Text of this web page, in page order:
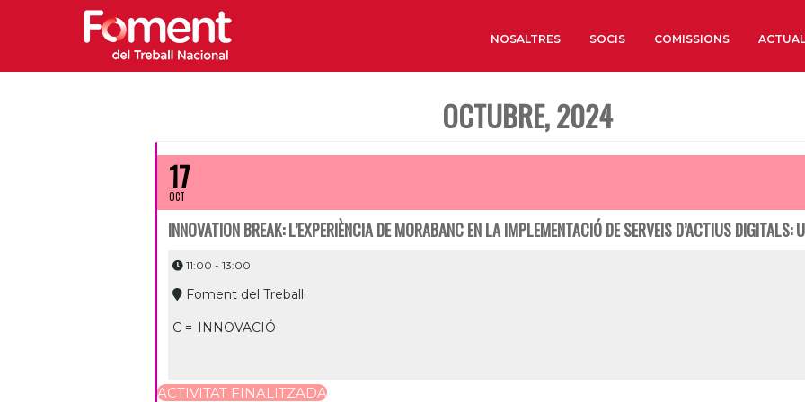
NOSALTRES
Institut d’Estudis
SOCIS COMISSIONS
OCTUBRE, 2024
17
OCT
INNOVATION BREAK: L’EXPERIÈNCIA DE MORABANC EN LA IMPLEMENTACIÓ DE SERVEIS D’ACTIUS DIGITALS:
11:00 - 13:00
Foment del Treball
C = INNOVACIÓ
ACTIVITAT FINALITZADA